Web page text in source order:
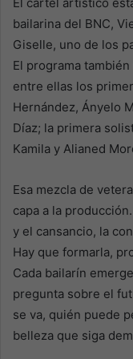
bailarina del BNC,
Giselle, uno de los
El programa
entre ellas los
Hernández, Ányelo
Díaz; la primera
Kamila y Alianed
Esa mezcla de
capa a la
y el cansancio, la
Hay que formarla,
Cada bailarín
pregunta sobre el
se va, quién puede
belleza que siga